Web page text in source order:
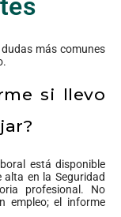
más comunes
si llevo
está disponible
en la Seguridad
profesional. No
empleo; el informe